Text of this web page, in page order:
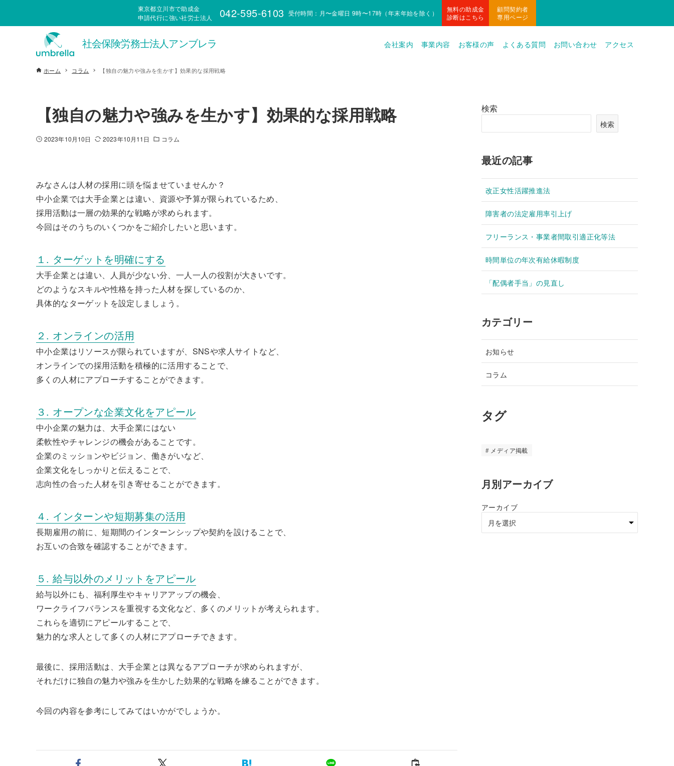
東京都立川市で助成金
申請代行に強い社労士法人
042-595-6103 受付時間：月〜金曜日 9時〜17時（年末年始を除く）
無料の助成金
診断はこちら
顧問契約者
専用ページ
会社案内 事業内容 お客様の声 よくある質問 お問い合わせ アクセス
ホーム コラム 【独自の魅力や強みを生かす】効果的な採用戦略
【独自の魅力や強みを生かす】効果的な採用戦略
2023年10月10日 2023年10月11日 コラム
みなさんは人材の採用に頭を悩ませていませんか？
中小企業では大手企業とは違い、資源や予算が限られているため、
採用活動は一層の効果的な戦略が求められます。
今回はそのうちのいくつかをご紹介したいと思います。
１. ターゲットを明確にする
大手企業とは違い、人員が少ない分、一人一人の役割が大きいです。
どのようなスキルや性格を持った人材を探しているのか、
具体的なターゲットを設定しましょう。
２. オンラインの活用
中小企業はリソースが限られていますが、SNSや求人サイトなど、
オンラインでの採用活動を積極的に活用することで、
多くの人材にアプローチすることができます。
３. オープンな企業文化をアピール
中小企業の魅力は、大手企業にはない
柔軟性やチャレンジの機会があることです。
企業のミッションやビジョン、働きがいなど、
企業文化をしっかりと伝えることで、
志向性の合った人材を引き寄せることができます。
４. インターンや短期募集の活用
長期雇用の前に、短期間のインターンシップや契約を設けることで、
お互いの合致を確認することができます。
５. 給与以外のメリットをアピール
給与以外にも、福利厚生やキャリアアップの機会、
ワークライフバランスを重視する文化など、多くのメリットが考えられます。
これらを適切にアピールすることで、
魅力的な求人として多くの人材にアプローチできます。
最後に、採用活動は、大手企業とは異なるアプローチが求められますが、
それだけに独自の魅力や強みを生かした効果的な戦略を練ることができます。
今回の内容を参考にしてみてはいかがでしょうか。
検索
検索
最近の記事
改正女性活躍推進法
障害者の法定雇用率引上げ
フリーランス・事業者間取引適正化等法
時間単位の年次有給休暇制度
「配偶者手当」の見直し
カテゴリー
お知らせ
コラム
タグ
メディア掲載
月別アーカイブ
アーカイブ